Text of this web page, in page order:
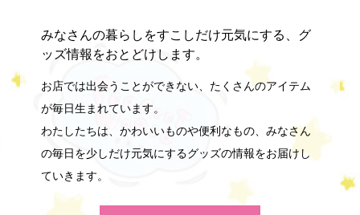
みなさんの暮らしをすこしだけ元気にする、グ
ッズ情報をおとどけします。
お店では出会うことができない、たくさんのアイテム
が毎日生まれています。
わたしたちは、かわいいものや便利なもの、みなさん
の毎日を少しだけ元気にするグッズの情報をお届けし
ていきます。